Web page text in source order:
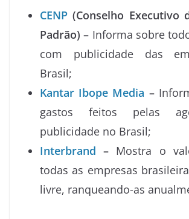
CENP (Conselho Executivo
Padrão) – Informa sobre
com publicidade das
Brasil;
Kantar Ibope Media –
gastos feitos pelas
publicidade no Brasil;
Interbrand – Mostra o
todas as empresas
livre, ranqueando-as